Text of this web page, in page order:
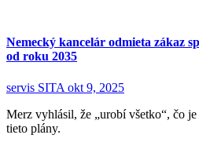
Nemecký kancelár odmieta zákaz
od roku 2035
servis SITA okt 9, 2025
Merz vyhlásil, že „urobí všetko“, čo je v jeho silách, aby zastavil
tieto plány.